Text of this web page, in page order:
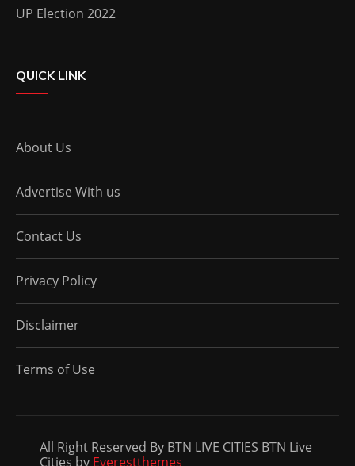
UP Election 2022
QUICK LINK
About Us
Advertise With us
Contact Us
Privacy Policy
Disclaimer
Terms of Use
All Right Reserved By BTN LIVE CITIES BTN Live
Cities by Everestthemes